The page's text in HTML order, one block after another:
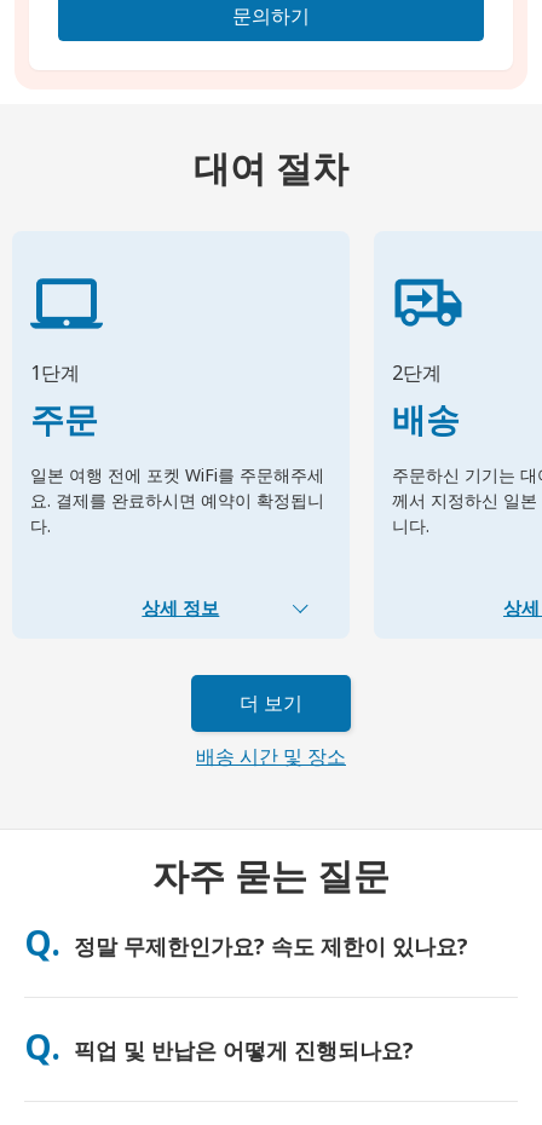
문의하기
대여 절차
1단계
주문
일본 여행 전에 포켓 WiFi를 주문해주세
요. 결제를 완료하시면 예약이 확정됩니
다.
상세 정보
2단계
배송
주문하신 기기는
께서 지정하신 일
니다.
상
더 보기
배송 시간 및 장소
자주 묻는 질문
Q. 정말 무제한인가요? 속도 제한이 있나요?
A. 네, 진정한 무제한입니다. 저희는 FUP(페어 유즈 정책) 제한이나
만큼 데이터를 자유롭게 사용하실 수 있습니다. 다만, 모든 모바일
네트워크와 마찬가지로 일시적인 통신망 혼잡으로 인해 속도 저하
가 발생할 수 있습니다. 만약 정책적인 속도 제한이 발생할 경우,
Q. 픽업 및 반납은 어떻게 진행되나요?
주요 공항에서 직접 수령하시거나, 호텔 또는 숙소로 배송받으실